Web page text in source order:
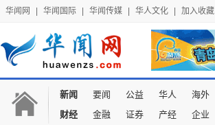
华闻网 华闻国际 华闻传媒 华人文化 加入收藏
新闻 要闻 公益 华人
海外
财经
金融 证券 产经 企业